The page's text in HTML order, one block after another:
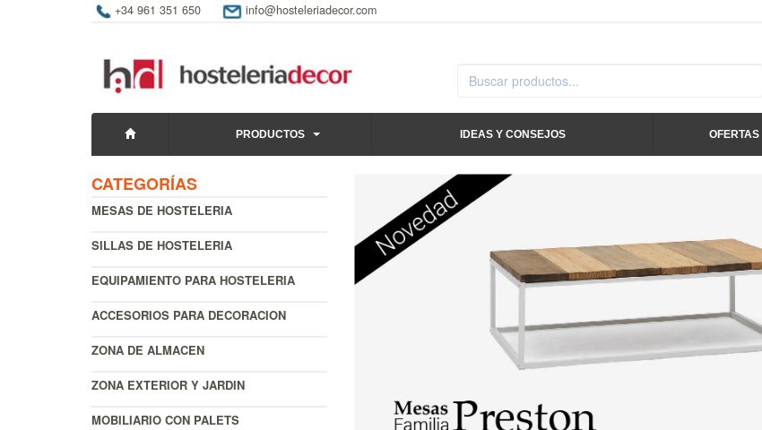
+34 961 351 650 info@hosteleriadecor.com
PRODUCTOS IDEAS Y CONSEJOS OFERTAS
CATEGORÍAS
MESAS DE HOSTELERIA
SILLAS DE HOSTELERIA
EQUIPAMIENTO PARA HOSTELERIA
ACCESORIOS PARA DECORACION
ZONA DE ALMACEN
ZONA EXTERIOR Y JARDIN
MOBILIARIO CON PALETS